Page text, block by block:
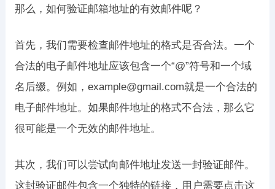
那么，如何验证邮箱地址的有效邮件呢？
首先，我们需要检查邮件地址的格式是否合法。一个
合法的电子邮件地址应该包含一个“@”符号和一个域
名后缀。例如，example@gmail.com就是一个合法的
电子邮件地址。如果邮件地址的格式不合法，那么它
很可能是一个无效的邮件地址。
其次，我们可以尝试向邮件地址发送一封验证邮件。
这封验证邮件包含一个独特的链接，用户需要点击这